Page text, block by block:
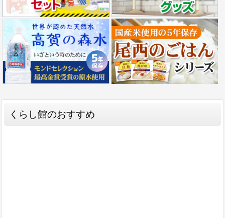
くらし館のおすすめ